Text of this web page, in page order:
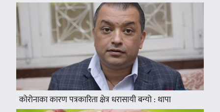
कोरोनाका कारण पत्रकारिता क्षेत्र धरासायी बन्यो : थापा